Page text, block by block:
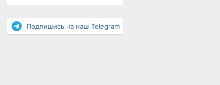
Повышение рейтинга
Подпишись на наш Telegram